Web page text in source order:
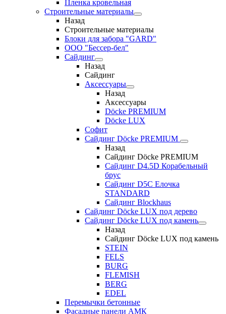
Пленка кровельная
Строительные материалы
Назад
Строительные материалы
Блоки для забора "GARD"
ООО "Бессер-бел"
Сайдинг
Назад
Сайдинг
Аксессуары
Назад
Аксессуары
Döcke PREMIUM
Döcke LUX
Софит
Сайдинг Döcke PREMIUM
Назад
Сайдинг Döcke PREMIUM
Сайдинг D4.5D Корабельный
брус
Сайдинг D5С Елочка
STANDARD
Сайдинг Blockhaus
Сайдинг Döcke LUX под дерево
Сайдинг Döcke LUX под камень
Назад
Сайдинг Döcke LUX под камень
STEIN
FELS
BURG
FLEMISH
BERG
EDEL
Перемычки бетонные
Фасадные панели АМК